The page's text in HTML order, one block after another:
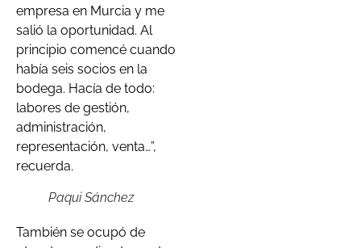
empresa en Murcia y me
salió la oportunidad. Al
principio comencé cuando
había seis socios en la
bodega. Hacía de todo:
labores de gestión,
administración,
representación, venta…”,
recuerda.
Paqui Sánchez
También se ocupó de